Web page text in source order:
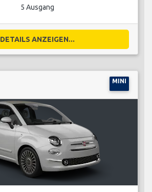
5 Ausgang
DETAILS ANZEIGEN...
MINI